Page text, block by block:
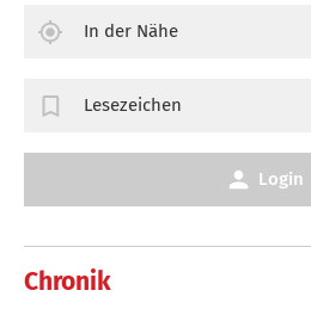
Chronik
In der Nähe
Lesezeichen
Login